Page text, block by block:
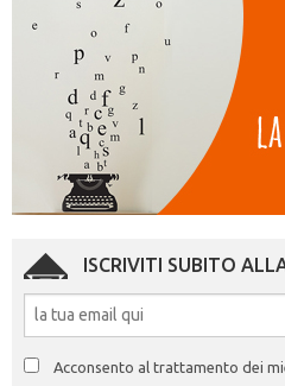
ISCRIVITI SUBITO
Acconsento al trattamento dei